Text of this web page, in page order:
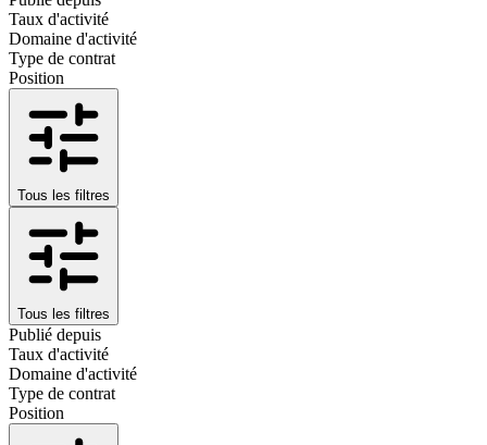
Taux d'activité
Domaine d'activité
Type de contrat
Position
Tous les filtres
Tous les filtres
Publié depuis
Taux d'activité
Domaine d'activité
Type de contrat
Position